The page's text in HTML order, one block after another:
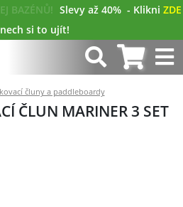
BAZÉNŮ! Slevy až 40% - Klikni ZDE
si to ujít!
čluny a paddleboardy
ČLUN MARINER 3 SET